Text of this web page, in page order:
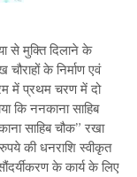
से मुक्ति दिलाने के
के निर्माण एवं
में प्रथम चरण में दो
कि ननकाना साहिब
साहिब चौक” रखा
की धनराशि स्वीकृत
के कार्य के लिए